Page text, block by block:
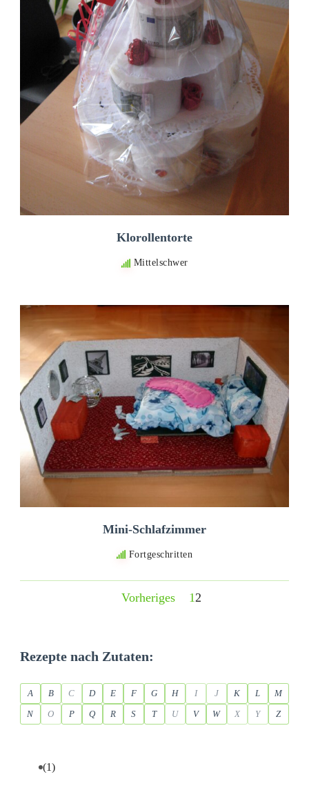
Klorollentorte
Mittelschwer
Mini-Schlafzimmer
Fortgeschritten
Vorheriges 1 2
Rezepte nach Zutaten:
A B C D E F G H I J K L
M
N
O P Q R S T U V W X Y Z
(1)